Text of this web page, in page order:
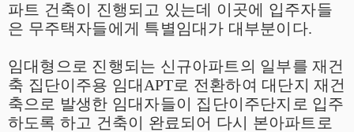
파트 건축이 진행되고 있는데 이곳에 입주자들
은 무주택자들에게 특별임대가 대부분이다.
임대형으로 진행되는 신규아파트의 일부를 재건
축 집단이주용 임대 APT로 전환하여 대단지 재건
축으로 발생한 임대자들이 집단이주단지로 입주
하도록 하고 건축이 완료되어 다시 본아파트로